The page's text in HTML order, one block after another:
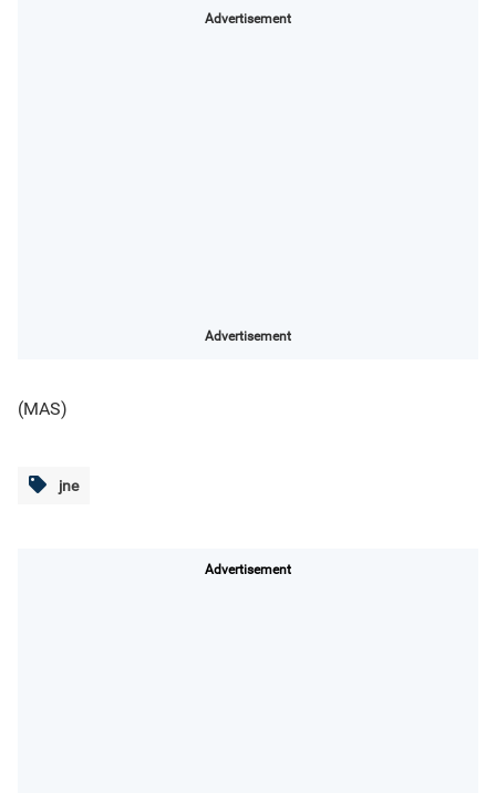
Advertisement
Advertisement
(MAS)
jne
Advertisement